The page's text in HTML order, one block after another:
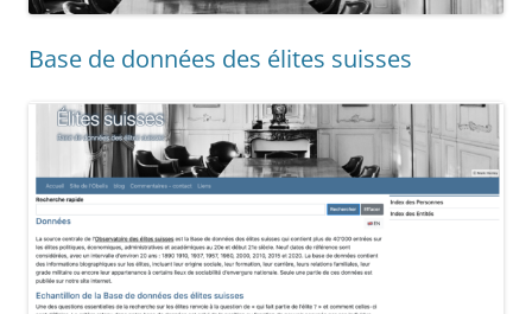
Base de données des élites suisses